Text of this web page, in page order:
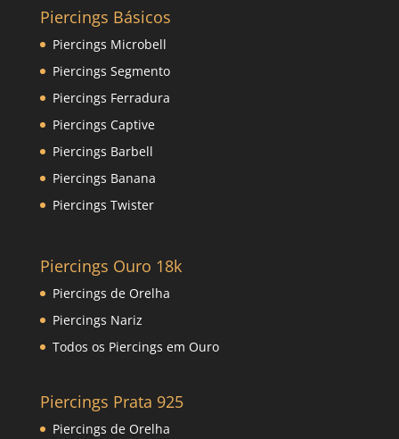
Piercings Básicos
Piercings Microbell
Piercings Segmento
Piercings Ferradura
Piercings Captive
Piercings Barbell
Piercings Banana
Piercings Twister
Piercings Ouro 18k
Piercings de Orelha
Piercings Nariz
Todos os Piercings em Ouro
Piercings Prata 925
Piercings de Orelha